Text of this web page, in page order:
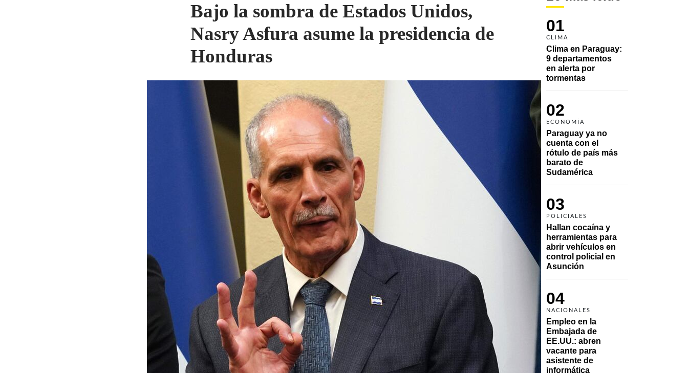
01
CLIMA
Clima en Paraguay:
9 departamentos
en alerta por
tormentas
02
ECONOMÍA
Paraguay ya no
cuenta con el
rótulo de país más
barato de
Sudamérica
03
POLICIALES
Hallan cocaína y
herramientas para
abrir vehículos en
control policial en
Asunción
04
NACIONALES
Empleo en la
Embajada de
EE.UU.: abren
vacante para
asistente de
informática
Bajo la sombra de Estados Unidos,
Nasry Asfura asume la presidencia de
Honduras